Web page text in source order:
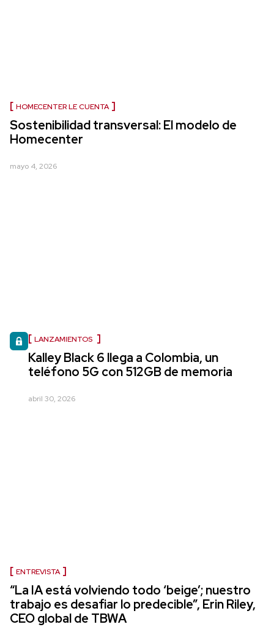
HOMECENTER LE CUENTA
Sostenibilidad transversal: El modelo de
Homecenter
mayo 4, 2026
LANZAMIENTOS
Kalley Black 6 llega a Colombia, un
teléfono 5G con 512GB de memoria
abril 30, 2026
ENTREVISTA
“La IA está volviendo todo ‘beige’; nuestro
trabajo es desafiar lo predecible”, Erin Riley,
CEO global de TBWA